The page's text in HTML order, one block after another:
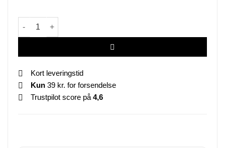
Interaktivt kattelegetøj med bevægelse antal
Kort leveringstid
Kun39 kr. for forsendelse
Trustpilot score på 4,6